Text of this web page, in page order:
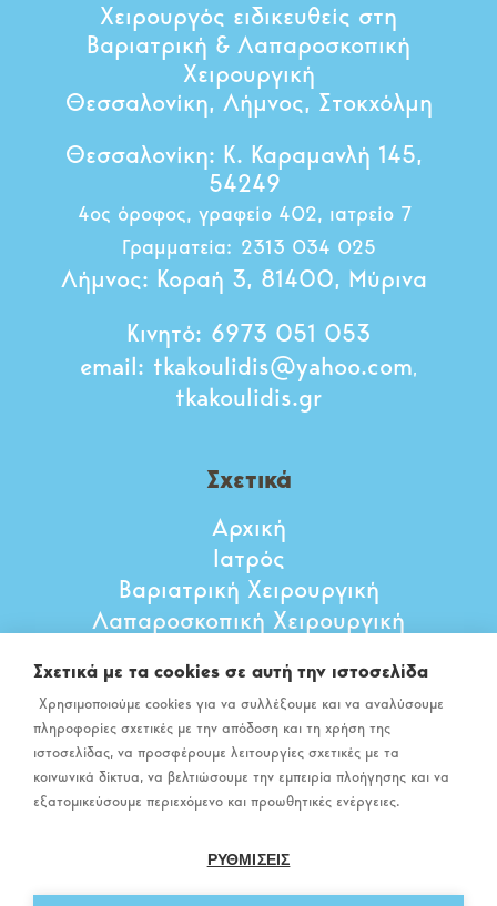
Χειρουργός ειδικευθείς στη
Βαριατρική & Λαπαροσκοπική
Χειρουργική
Θεσσαλονίκη, Λήμνος, Στοκχόλμη
Θεσσαλονίκη: Κ. Καραμανλή 145,
54249
4ος όροφος, γραφείο 402, ιατρείο 7
Γραμματεία: 2313 034 025
Λήμνος: Κοραή 3, 81400, Μύρινα
Κινητό: 6973 051 053
email: tkakoulidis@yahoo.com,
tkakoulidis.gr
Σχετικά
Αρχική
Ιατρός
Βαριατρική Χειρουργική
Λαπαροσκοπική Χειρουργική
Άρθρα
Επικοινωνία
Σχετικά με τα cookies σε αυτή την ιστοσελίδα
Χρησιμοποιούμε cookies για να συλλέξουμε και να αναλύσουμε
πληροφορίες σχετικές με την απόδοση και τη χρήση της
ιστοσελίδας, να προσφέρουμε λειτουργίες σχετικές με τα
κοινωνικά δίκτυα, να βελτιώσουμε την εμπειρία πλοήγησης και να
εξατομικεύσουμε περιεχόμενο και προωθητικές ενέργειες.
ΡΥΘΜΙΣΕΙΣ